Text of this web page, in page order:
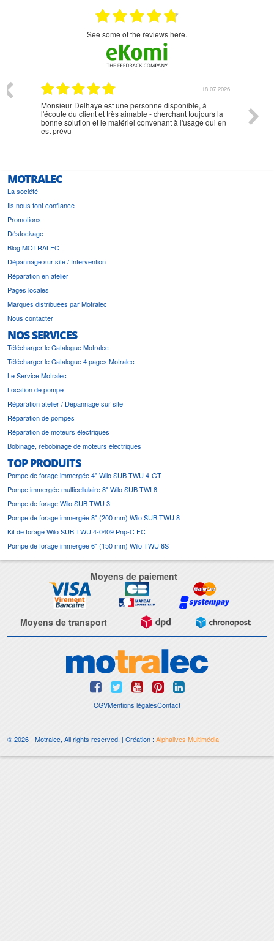
see some of the reviews here.
18.07.2026
Monsieur Delhaye est une personne disponible, à
l'écoute du client et très aimable - cherchant toujours la
bonne solution et le matériel convenant à l'usage qui en
est prévu
MOTRALEC
La société
Ils nous font confiance
Promotions
Déstockage
Blog MOTRALEC
Dépannage sur site / Intervention
Réparation en atelier
Pages locales
Marques distribuées par Motralec
Nous contacter
NOS SERVICES
Télécharger le Catalogue Motralec
Télécharger le Catalogue 4 pages Motralec
Le Service Motralec
Location de pompe
Réparation atelier / Dépannage sur site
Réparation de pompes
Réparation de moteurs électriques
Bobinage, rebobinage de moteurs électriques
TOP PRODUITS
Pompe de forage immergée 4" Wilo SUB TWU 4-GT
Pompe immergée multicellulaire 8" Wilo SUB TWI 8
Pompe de forage Wilo SUB TWU 3
Pompe de forage immergée 8" (200 mm) Wilo SUB TWU 8
Kit de forage Wilo SUB TWU 4-0409 Pnp-C FC
Pompe de forage immergée 6" (150 mm) Wilo TWU 6S
Moyens de paiement
Moyens de transport
CGVMentions légalesContact
© 2026 - Motralec, All rights reserved. | Création :Alphalives Multimédia